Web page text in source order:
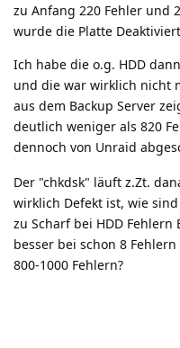
zu Anfang 220 Fehler und
wurde die Platte
Ich habe die o.g. HDD
und die war wirklich nicht
aus dem Backup Server
deutlich weniger als 820
dennoch von Unraid
Der "chkdsk" läuft z.Zt.
wirklich Defekt ist, wie
zu Scharf bei HDD
besser bei schon 8
800-1000 Fehlern?